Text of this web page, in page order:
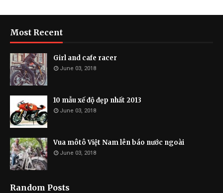
Most Recent
Girl and cafe racer
June 03, 2018
10 mẫu xế độ đẹp nhất 2013
June 03, 2018
Vua môtô Việt Nam lên báo nước ngoài
June 03, 2018
Random Posts